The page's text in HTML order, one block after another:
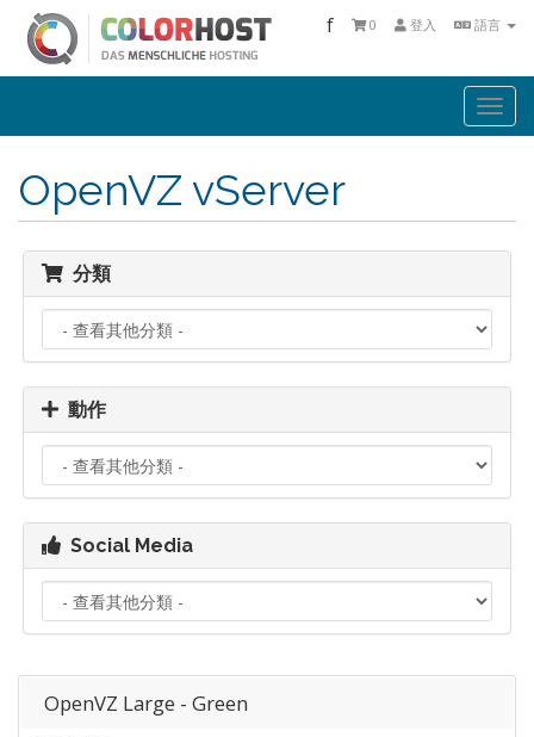
f 語言
登入
0
OpenVZ vServer
分類
動作
Social Media
OpenVZ Large - Green